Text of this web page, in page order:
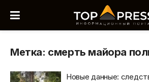
Метка: смерть майора
Новые данные: